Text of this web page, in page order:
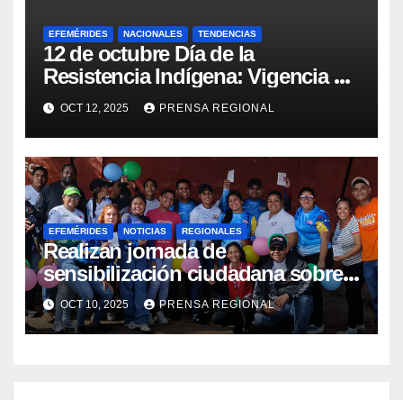
EFEMÉRIDES NACIONALES TENDENCIAS
12 de octubre Día de la
Resistencia Indígena: Vigencia de
la lucha y la salud pluricultural
OCT 12, 2025 PRENSA REGIONAL
EFEMÉRIDES NOTICIAS REGIONALES
Realizan jornada de
sensibilización ciudadana sobre
Salud Mental en Amazonas
OCT 10, 2025 PRENSA REGIONAL